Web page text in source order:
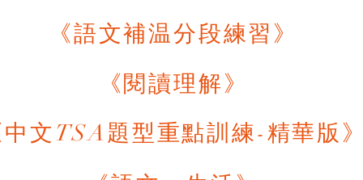
《語文補温分段練習》
《閱讀理解》
文TSA題型重點訓練-精華版